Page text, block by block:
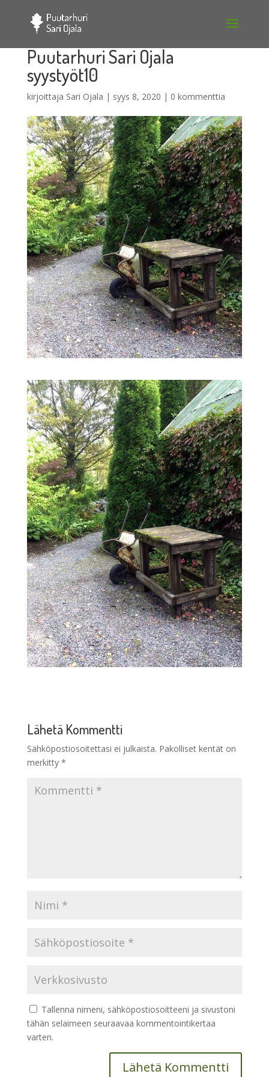
Puutarhuri Sari Ojala
syystyöt10
kirjoittaja Sari Ojala | syys 8, 2020 | 0 kommenttia
Lähetä Kommentti
Sähköpostiosoitettasi ei julkaista. Pakolliset kentät on
merkitty *
Tallenna nimeni, sähköpostiosoitteeni ja sivustoni
tähän selaimeen seuraavaa kommentointikertaa
varten.